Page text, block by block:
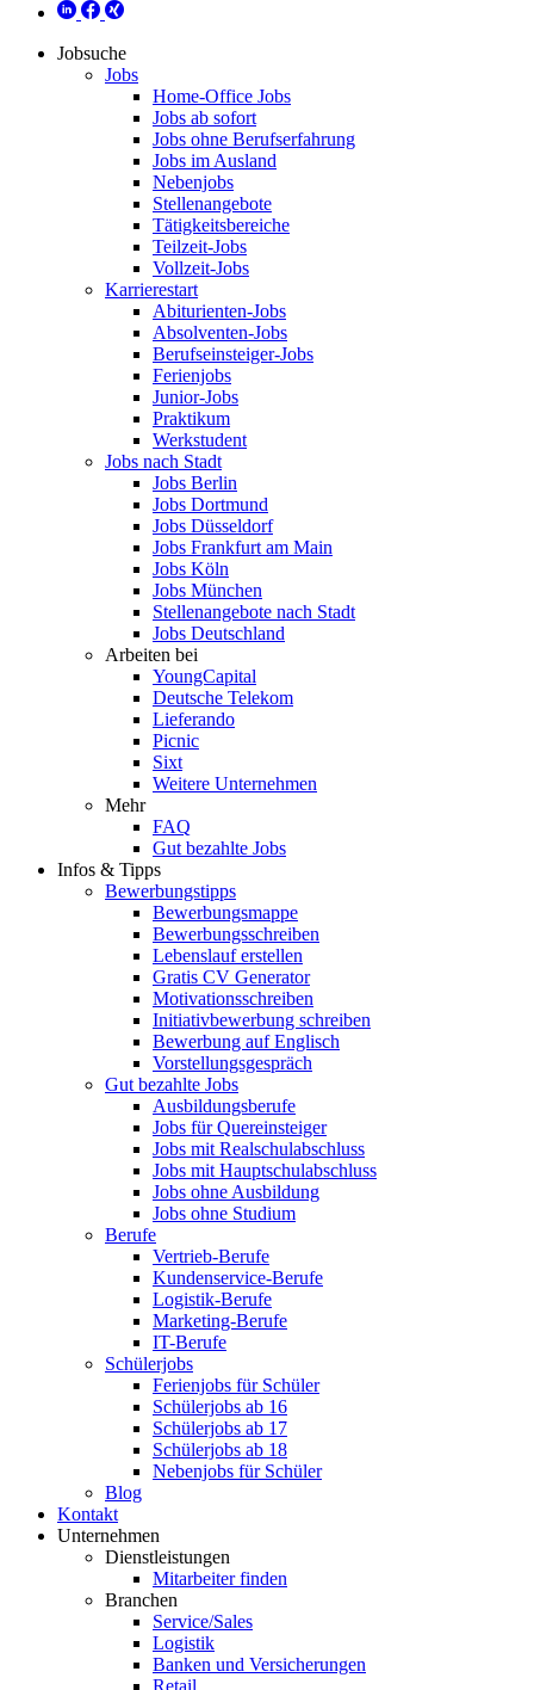
Jobsuche
Jobs
Home-Office Jobs
Jobs ab sofort
Jobs ohne Berufserfahrung
Jobs im Ausland
Nebenjobs
Stellenangebote
Tätigkeitsbereiche
Teilzeit-Jobs
Vollzeit-Jobs
Karrierestart
Abiturienten-Jobs
Absolventen-Jobs
Berufseinsteiger-Jobs
Ferienjobs
Junior-Jobs
Praktikum
Werkstudent
Jobs nach Stadt
Jobs Berlin
Jobs Dortmund
Jobs Düsseldorf
Jobs Frankfurt am Main
Jobs Köln
Jobs München
Stellenangebote nach Stadt
Jobs Deutschland
Arbeiten bei
YoungCapital
Deutsche Telekom
Lieferando
Picnic
Sixt
Weitere Unternehmen
Mehr
FAQ
Gut bezahlte Jobs
Infos & Tipps
Bewerbungstipps
Bewerbungsmappe
Bewerbungsschreiben
Lebenslauf erstellen
Gratis CV Generator
Motivationsschreiben
Initiativbewerbung schreiben
Bewerbung auf Englisch
Vorstellungsgespräch
Gut bezahlte Jobs
Ausbildungsberufe
Jobs für Quereinsteiger
Jobs mit Realschulabschluss
Jobs mit Hauptschulabschluss
Jobs ohne Ausbildung
Jobs ohne Studium
Berufe
Vertrieb-Berufe
Kundenservice-Berufe
Logistik-Berufe
Marketing-Berufe
IT-Berufe
Schülerjobs
Ferienjobs für Schüler
Schülerjobs ab 16
Schülerjobs ab 17
Schülerjobs ab 18
Nebenjobs für Schüler
Blog
Kontakt
Unternehmen
Dienstleistungen
Mitarbeiter finden
Branchen
Service/Sales
Logistik
Banken und Versicherungen
Retail